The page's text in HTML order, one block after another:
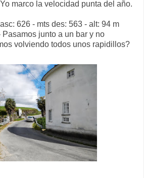
marco la velocidad punta del año.
626 - mts des: 563 - alt: 94 m
junto a un bar y no
volviendo todos unos rapidillos?